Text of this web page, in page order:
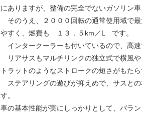
にありますが、整備の完全でないガソリン
そのうえ、２０００回転の通常使用域で
やすく、燃費も １３．５km／L です。
インタークーラーも付いているので、高速
リアサスもマルチリンクの独立式で横風
トラットのようなストロークの短さがもた
ステアリングの遊びが抑えめで、サスと
す。
車の基本性能が実にしっかりとして、バラ